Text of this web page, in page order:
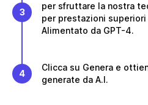
3
per sfruttare la nostra
per prestazioni
Alimentato da GPT-4.
4
Clicca su Genera e
generate da A.I.